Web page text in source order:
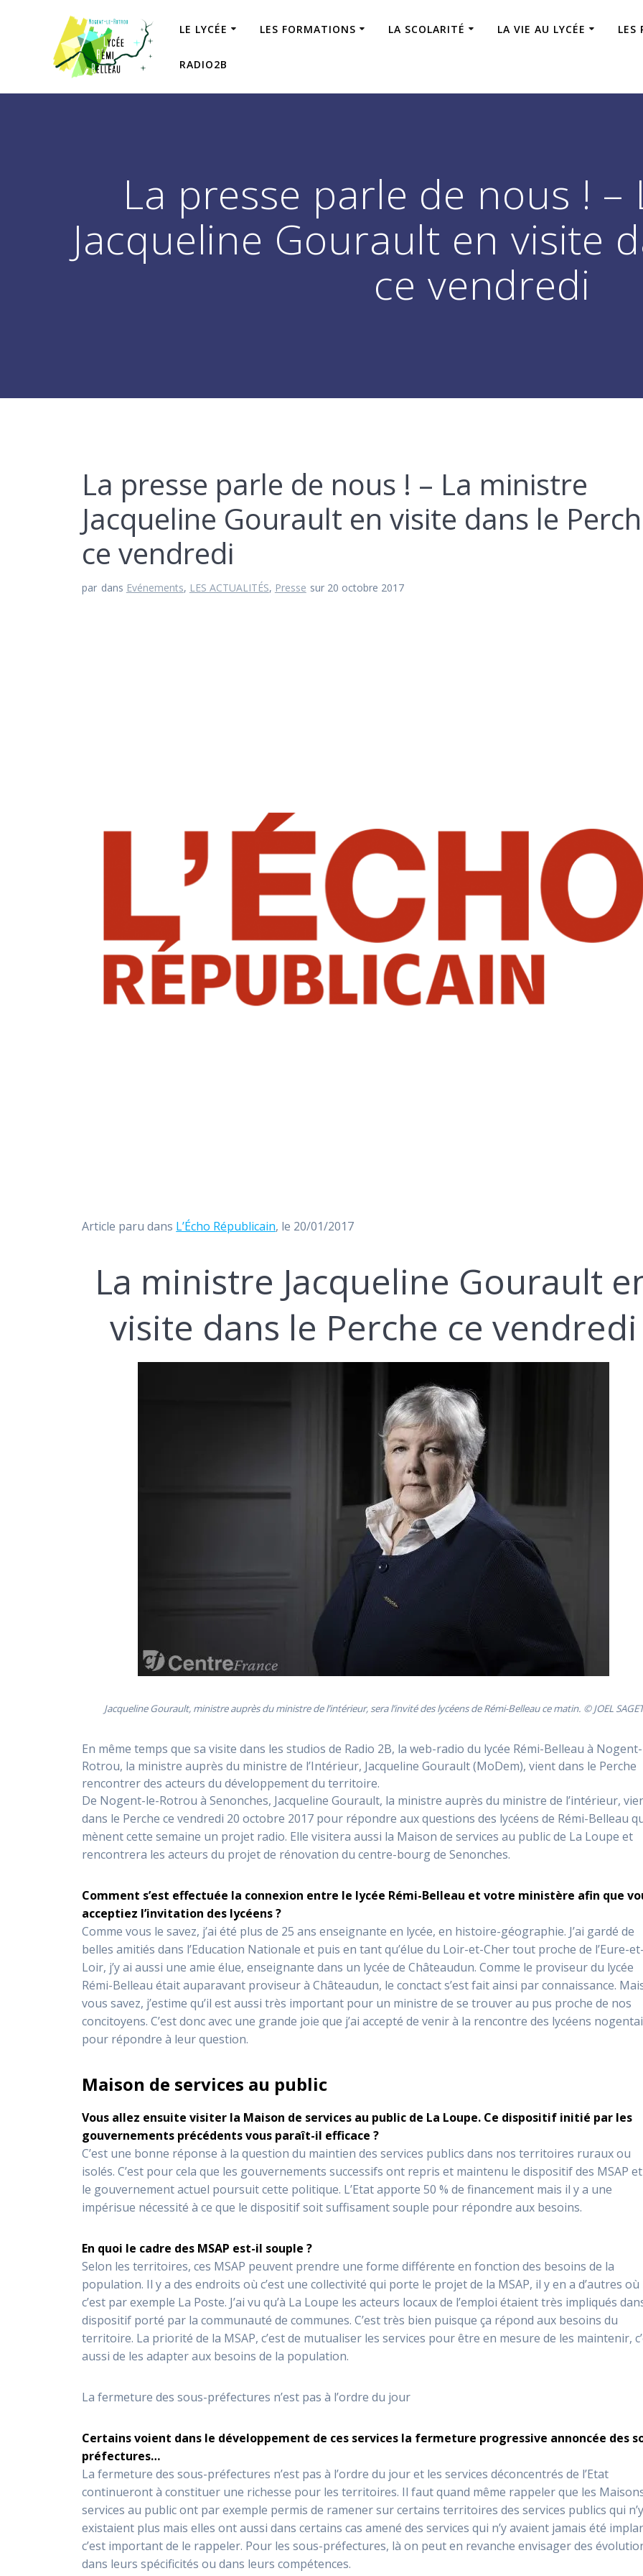
LE LYCÉE LES FORMATIONS LA SCOLARITÉ LA VIE AU LYCÉE LES
RADIO2B
La presse parle de nous !
Jacqueline Gourault en visite
ce vendredi
La presse parle de nous ! – La ministre
Jacqueline Gourault en visite dans le
ce vendredi
par dans Evénements, LES ACTUALITÉS, Presse sur 20 octobre 2017
Article paru dans L’Écho Républicain, le 20/01/2017
La ministre Jacqueline Gourault
visite dans le Perche ce vendredi
Jacqueline Gourault, ministre auprès du ministre de l’intérieur, sera l’invité des lycéens de Rémi-Belleau ce matin. © JOEL SAGET
En même temps que sa visite dans les studios de Radio 2B, la web-radio du lycée Rémi-Belleau à
Rotrou, la ministre auprès du ministre de l’Intérieur, Jacqueline Gourault (MoDem), vient dans le Perche
rencontrer des acteurs du développement du territoire.
De Nogent-le-Rotrou à Senonches, Jacqueline Gourault, la ministre auprès du ministre de l’intérieur,
dans le Perche ce vendredi 20 octobre 2017 pour répondre aux questions des lycéens de Rémi-Belleau
mènent cette semaine un projet radio. Elle visitera aussi la Maison de services au public de La Loupe et
rencontrera les acteurs du projet de rénovation du centre-bourg de Senonches.
Comment s’est effectuée la connexion entre le lycée Rémi-Belleau et votre ministère afin que
acceptiez l’invitation des lycéens ?
Comme vous le savez, j’ai été plus de 25 ans enseignante en lycée, en histoire-géographie. J’ai gardé de
belles amitiés dans l’Education Nationale et puis en tant qu’élue du Loir-et-Cher tout proche de l’Eure-
Loir, j’y ai aussi une amie élue, enseignante dans un lycée de Châteaudun. Comme le proviseur du lycée
Rémi-Belleau était auparavant proviseur à Châteaudun, le conctact s’est fait ainsi par connaissance.
vous savez, j’estime qu’il est aussi très important pour un ministre de se trouver au pus proche de nos
concitoyens. C’est donc avec une grande joie que j’ai accepté de venir à la rencontre des lycéens
pour répondre à leur question.
Maison de services au public
Vous allez ensuite visiter la Maison de services au public de La Loupe. Ce dispositif initié par les
gouvernements précédents vous paraît-il efficace ?
C’est une bonne réponse à la question du maintien des services publics dans nos territoires ruraux ou
isolés. C’est pour cela que les gouvernements successifs ont repris et maintenu le dispositif des MSAP
le gouvernement actuel poursuit cette politique. L’Etat apporte 50 % de financement mais il y a une
impérisue nécessité à ce que le dispositif soit suffisament souple pour répondre aux besoins.
En quoi le cadre des MSAP est-il souple ?
Selon les territoires, ces MSAP peuvent prendre une forme différente en fonction des besoins de la
population. Il y a des endroits où c’est une collectivité qui porte le projet de la MSAP, il y en a d’autres où
c’est par exemple La Poste. J’ai vu qu’à La Loupe les acteurs locaux de l’emploi étaient très impliqués
dispositif porté par la communauté de communes. C’est très bien puisque ça répond aux besoins du
territoire. La priorité de la MSAP, c’est de mutualiser les services pour être en mesure de les maintenir,
aussi de les adapter aux besoins de la population.
La fermeture des sous-préfectures n’est pas à l’ordre du jour
Certains voient dans le développement de ces services la fermeture progressive annoncée des
préfectures…
La fermeture des sous-préfectures n’est pas à l’ordre du jour et les services déconcentrés de l’Etat
continueront à constituer une richesse pour les territoires. Il faut quand même rappeler que les
services au public ont par exemple permis de ramener sur certains territoires des services publics qui
existaient plus mais elles ont aussi dans certains cas amené des services qui n’y avaient jamais été
c’est important de le rappeler. Pour les sous-préfectures, là on peut en revanche envisager des
dans leurs spécificités ou dans leurs compétences.